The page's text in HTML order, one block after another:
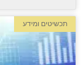
תכשיטים ומידע